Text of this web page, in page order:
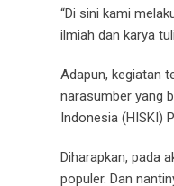
“Di sini kami
ilmiah dan karya
Adapun, kegiatan
narasumber yang
Indonesia (HISKI)
Diharapkan, pada
populer. Dan